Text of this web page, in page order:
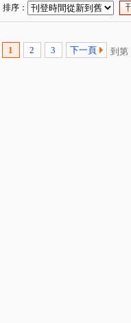
排序：
1 2 3 下一頁 到第